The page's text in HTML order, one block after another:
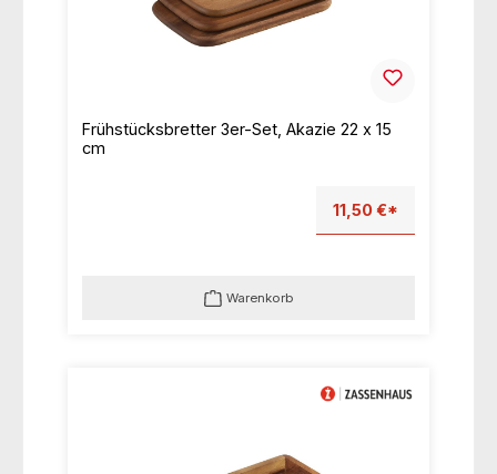
Frühstücksbretter 3er-Set, Akazie 22 x 15
cm
11,50 €*
Warenkorb